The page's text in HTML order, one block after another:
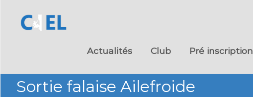
Actualités Club Pré inscription
Sortie falaise Ailefroide